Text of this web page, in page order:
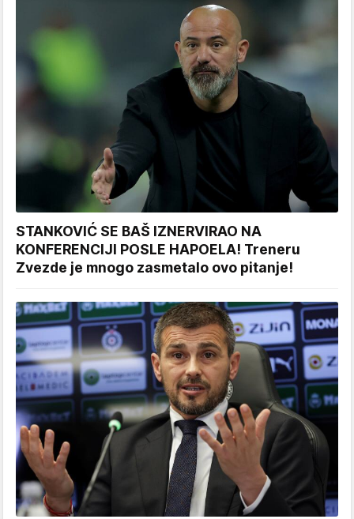
STANKOVIĆ SE BAŠ IZNERVIRAO NA
KONFERENCIJI POSLE HAPOELA! Treneru
Zvezde je mnogo zasmetalo ovo pitanje!